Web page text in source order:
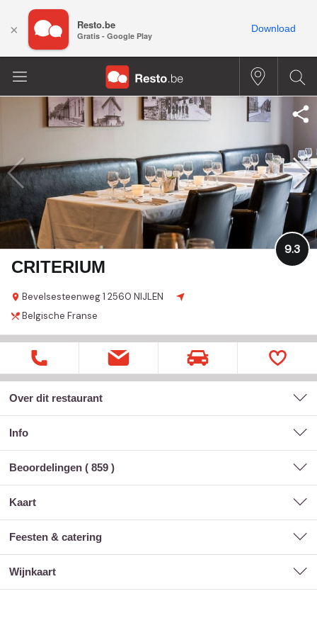
CRITERIUM
Bevelsesteenweg 1 2560 NIJLEN
9.3
Belgische Franse
Over dit restaurant
Info
Beoordelingen ( 859 )
kaart
feesten & catering
wijnkaart
× Resto.be
Gratis - Google Play
Download